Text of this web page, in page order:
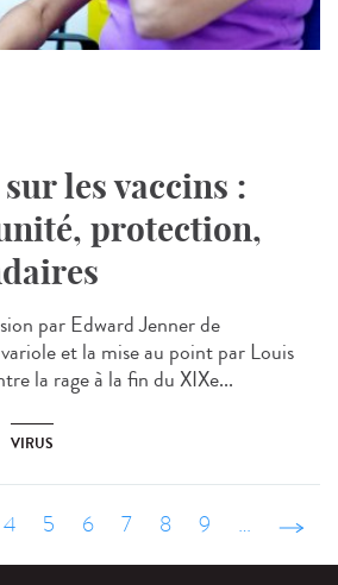
les vaccins :
protection,
par Edward Jenner de
et la mise au point par Louis
la rage à la fin du XIXe...
VIRUS
4 5 6 7 8 9 …